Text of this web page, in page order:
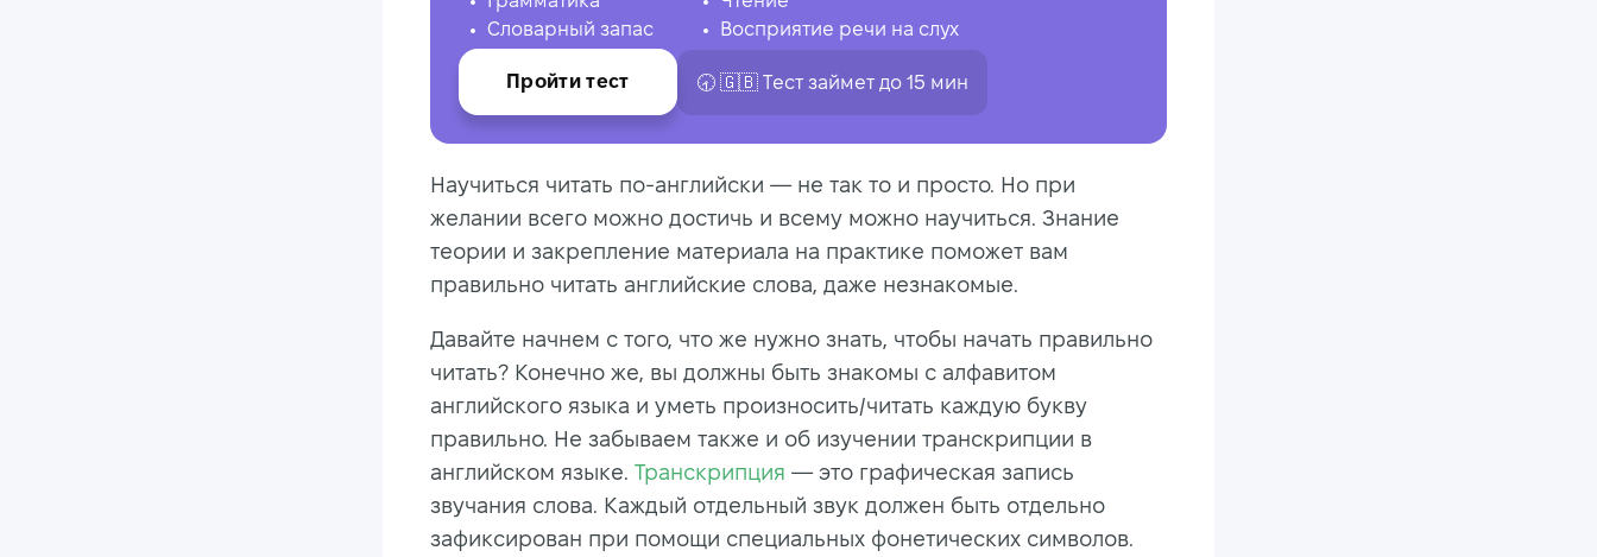
Словарный запас
Восприятие речи на слух
Пройти тест 🕣 🇬🇧 Tест займет до 15 мин
Научиться читать по-английски — не так то и просто. Но при
желании всего можно достичь и всему можно научиться. Знание
теории и закрепление материала на практике поможет вам
правильно читать английские слова, даже незнакомые.
Давайте начнем с того, что же нужно знать, чтобы начать правильно
читать? Конечно же, вы должны быть знакомы с алфавитом
английского языка и уметь произносить/читать каждую букву
правильно. Не забываем также и об изучении транскрипции в
английском языке. Транскрипция — это графическая запись
звучания слова. Каждый отдельный звук должен быть отдельно
зафиксирован при помощи специальных фонетических символов.